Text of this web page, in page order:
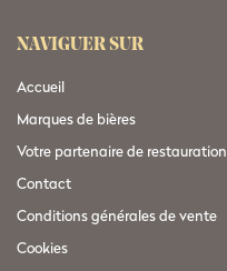
NAVIGUER SUR
Accueil
Marques de bières
Votre partenaire de restauration
Contact
Conditions générales de vente
Cookies